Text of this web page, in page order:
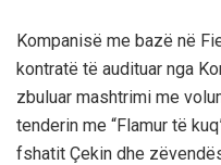
Kompanisë me bazë në
kontratë të audituar nga
zbuluar mashtrimi me
tenderin me “Flamur të
fshatit Çekin dhe